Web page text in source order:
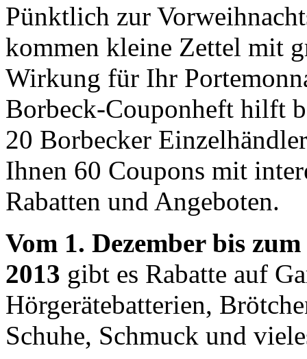
Pünktlich zur
kommen kleine Zettel mit
Wirkung für Ihr
Borbeck-Couponheft hilft
20 Borbecker
Ihnen 60 Coupons mit
Rabatten und Angeboten.
Vom 1. Dezember bis
2013 gibt es Rabatte auf
Hörgerätebatterien,
Schuhe, Schmuck und